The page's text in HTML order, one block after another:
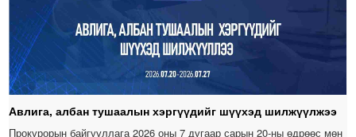
Авлига, албан тушаалын хэргүүдийг шүүхэд шилжүүлжээ
Прокурорын байгууллага 2026 оны 7 дугаар сарын 20-ны өдрөөс мөн